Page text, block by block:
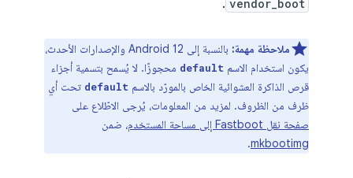
vendor_boot
.
ملاحظة مهمة:
بالنسبة إلى Android 12 والإصدارات الأحدث،
يكون استخدام الاسم default محجوزًا. لا يُسمح بتسمية أجزاء
قرص الذاكرة العشوائية الخاص بالمورّد بالاسم default تحت أي
ظرف من الظروف. لمزيد من المعلومات، يُرجى الاطّلاع على
صفحة نقل Fastboot إلى مساحة المستخدم
، ضمن
mkbootimg
.